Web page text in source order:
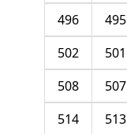
495
496
501
502
507
508
513
514